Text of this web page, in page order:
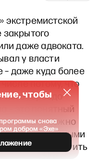
экстремистской
даже адвоката.
у власти
даже куда более
потому, что
гораздо
– это понятный
враг, то можно
утилитарными
запретить
чтобы
снова
добром «Эхе»